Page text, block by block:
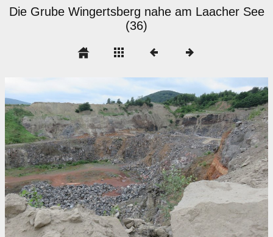
Die Grube Wingertsberg nahe am Laacher See
(36)